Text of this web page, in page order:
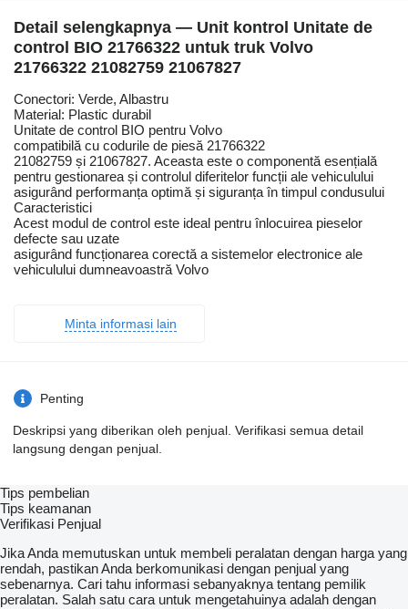
Detail selengkapnya — Unit kontrol Unitate de
control BIO 21766322 untuk truk Volvo
21766322 21082759 21067827
Conectori: Verde, Albastru
Material: Plastic durabil
Unitate de control BIO pentru Volvo
compatibilă cu codurile de piesă 21766322
21082759 și 21067827. Aceasta este o componentă esențială
pentru gestionarea și controlul diferitelor funcții ale vehiculului
asigurând performanța optimă și siguranța în timpul condusului
Caracteristici
Acest modul de control este ideal pentru înlocuirea pieselor
defecte sau uzate
asigurând funcționarea corectă a sistemelor electronice ale
vehiculului dumneavoastră Volvo
Minta informasi lain
Penting
Deskripsi yang diberikan oleh penjual. Verifikasi semua detail
langsung dengan penjual.
Tips pembelian
Tips keamanan
Verifikasi Penjual
Jika Anda memutuskan untuk membeli peralatan dengan harga yang
rendah, pastikan Anda berkomunikasi dengan penjual yang
sebenarnya. Cari tahu informasi sebanyaknya tentang pemilik
peralatan. Salah satu cara untuk mengetahuinya adalah dengan